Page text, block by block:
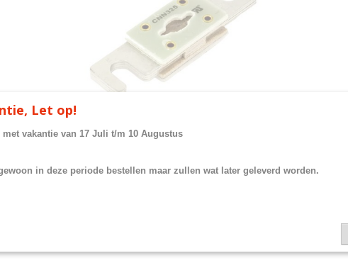
Let op!
vakantie van 17 Juli t/m 10 Augustus
in deze periode bestellen maar zullen wat later geleverd worden.